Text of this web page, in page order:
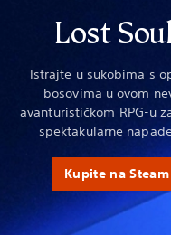
Lost
Istrajte u sukobima s
bosovima u ovom
avanturističkom RPG-u
spektakularne
Kupite na Steam